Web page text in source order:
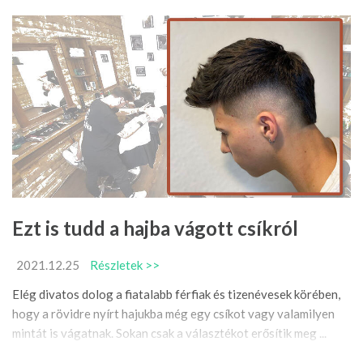
Ezt is tudd a hajba vágott csíkról
2021.12.25
Részletek >>
Elég divatos dolog a fiatalabb férfiak és tizenévesek körében,
hogy a rövidre nyírt hajukba még egy csíkot vagy valamilyen
mintát is vágatnak. Sokan csak a választékot erősítik meg ...